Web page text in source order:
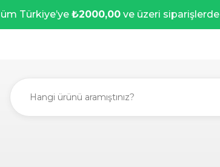
Türkiye’ye ₺2000,00 ve üzeri siparişlerde